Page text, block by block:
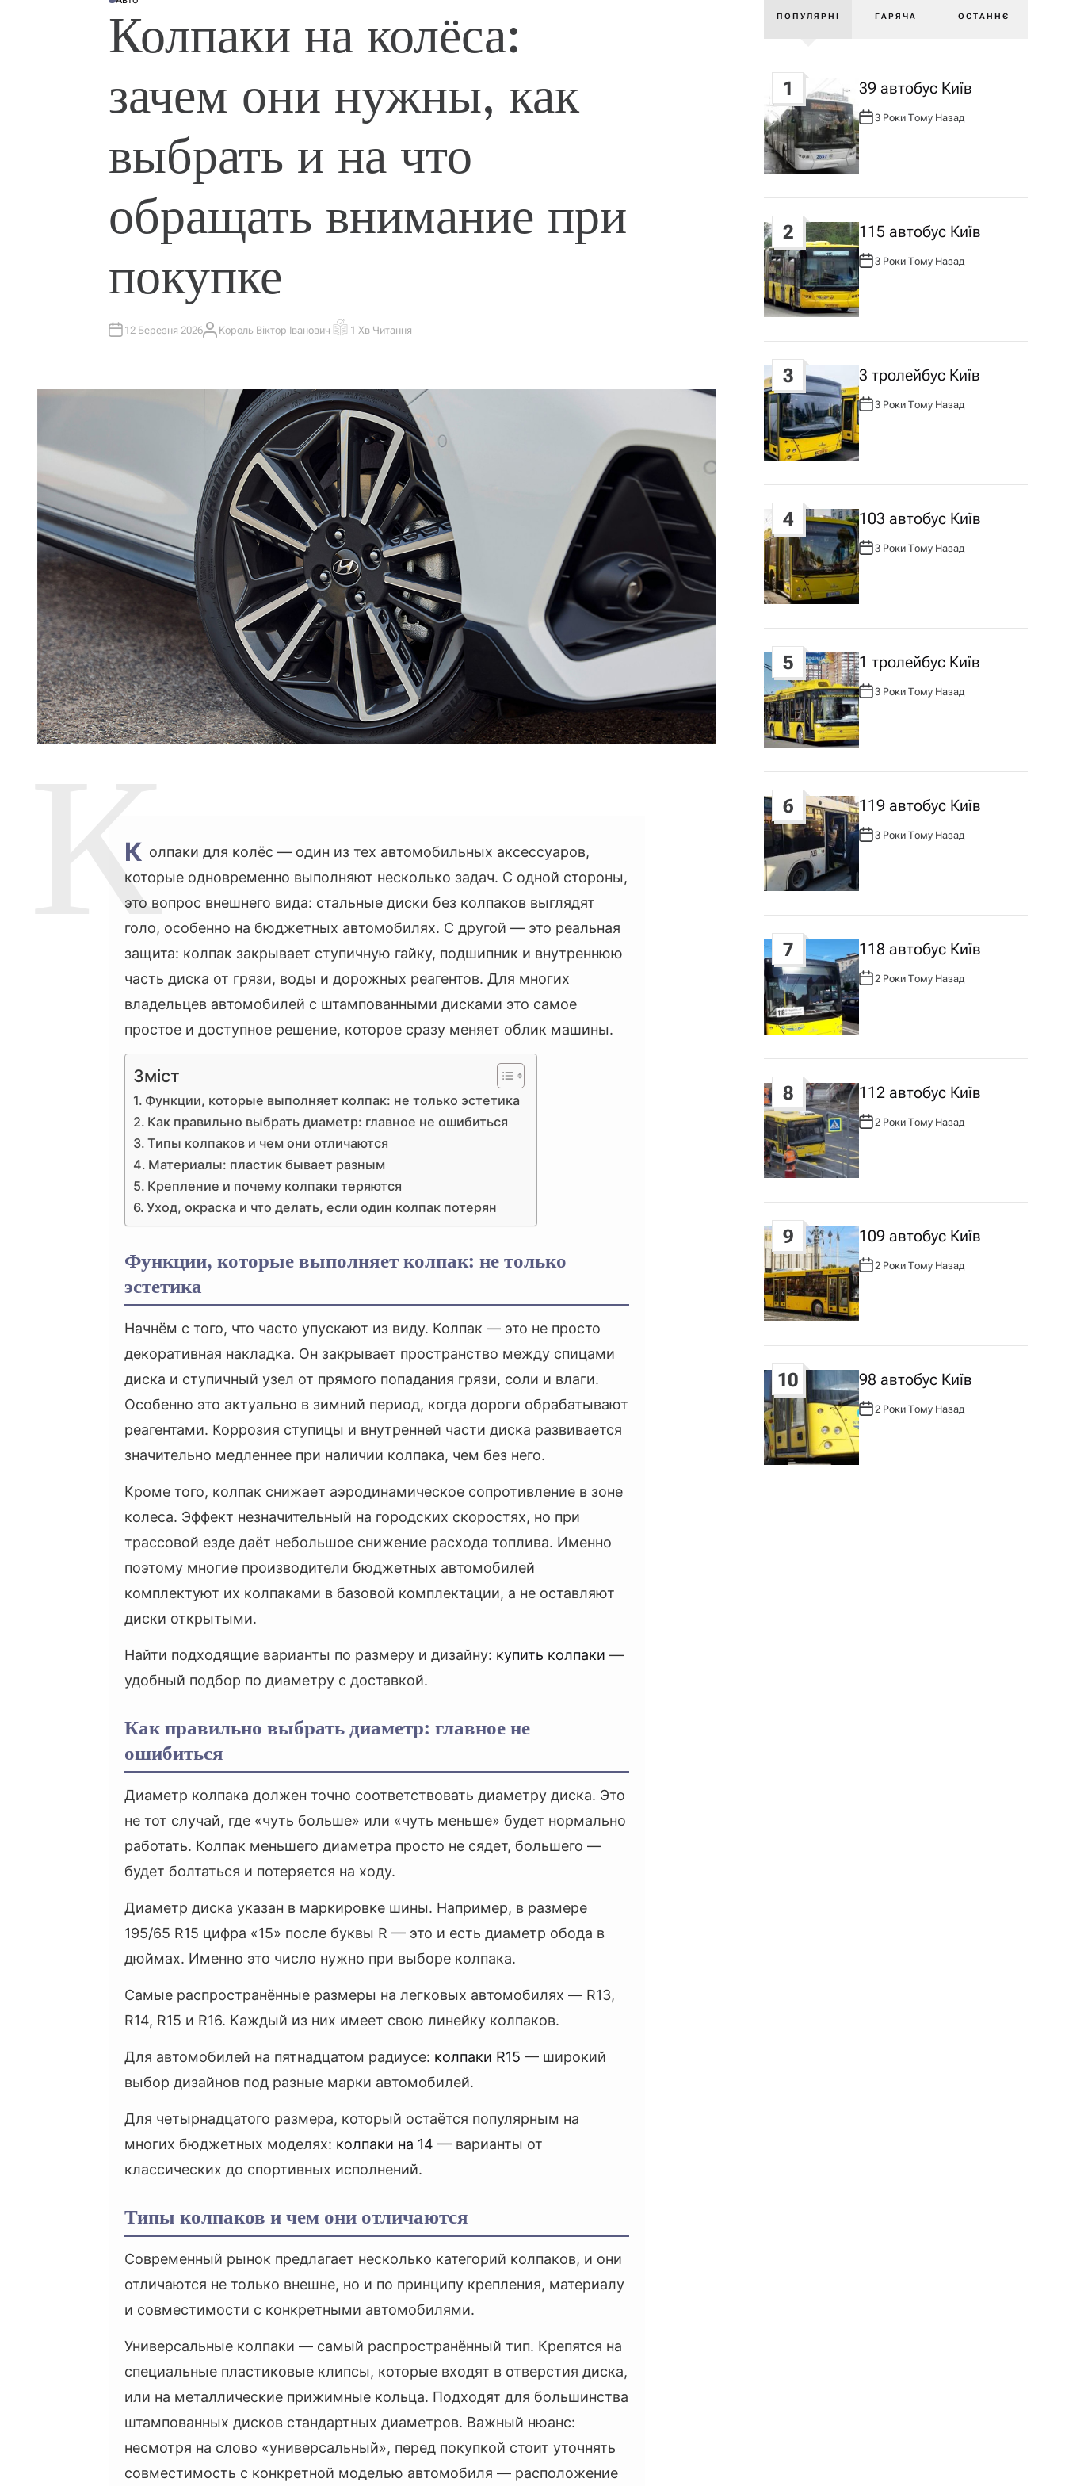
О
У
І
В
А
И
Колпаки на колёса:
зачем они нужны, как
выбрать и на что
обращать внимание при
покупке
12 Березня 2026А
Король Віктор Іванович О
О
В
Н
И
С
Ч
И
Н
Я
1 Хв Читання
К олпаки для колёс — один из тех автомобильных аксессуаров,
которые одновременно выполняют несколько задач. С одной стороны,
это вопрос внешнего вида: стальные диски без колпаков выглядят
голо, особенно на бюджетных автомобилях. С другой — это реальная
защита: колпак закрывает ступичную гайку, подшипник и внутреннюю
часть диска от грязи, воды и дорожных реагентов. Для многих
владельцев автомобилей с штампованными дисками это самое
простое и доступное решение, которое сразу меняет облик машины.
Зміст
Функции, которые выполняет колпак: не только эстетика
Как правильно выбрать диаметр: главное не ошибиться
Типы колпаков и чем они отличаются
Материалы: пластик бывает разным
Крепление и почему колпаки теряются
Уход, окраска и что делать, если один колпак потерян
Функции, которые выполняет колпак: не только
эстетика
Начнём с того, что часто упускают из виду. Колпак — это не просто
декоративная накладка. Он закрывает пространство между спицами
диска и ступичный узел от прямого попадания грязи, соли и влаги.
Особенно это актуально в зимний период, когда дороги обрабатывают
реагентами. Коррозия ступицы и внутренней части диска развивается
значительно медленнее при наличии колпака, чем без него.
Кроме того, колпак снижает аэродинамическое сопротивление в зоне
колеса. Эффект незначительный на городских скоростях, но при
трассовой езде даёт небольшое снижение расхода топлива. Именно
поэтому многие производители бюджетных автомобилей
комплектуют их колпаками в базовой комплектации, а не оставляют
диски открытыми.
Найти подходящие варианты по размеру и дизайну: купить колпаки —
удобный подбор по диаметру с доставкой.
Как правильно выбрать диаметр: главное не
ошибиться
Диаметр колпака должен точно соответствовать диаметру диска. Это
не тот случай, где «чуть больше» или «чуть меньше» будет нормально
работать. Колпак меньшего диаметра просто не сядет, большего —
будет болтаться и потеряется на ходу.
Диаметр диска указан в маркировке шины. Например, в размере
195/65 R15 цифра «15» после буквы R — это и есть диаметр обода в
дюймах. Именно это число нужно при выборе колпака.
Самые распространённые размеры на легковых автомобилях — R13,
R14, R15 и R16. Каждый из них имеет свою линейку колпаков.
Для автомобилей на пятнадцатом радиусе: колпаки R15 — широкий
выбор дизайнов под разные марки автомобилей.
Для четырнадцатого размера, который остаётся популярным на
многих бюджетных моделях: колпаки на 14 — варианты от
классических до спортивных исполнений.
Типы колпаков и чем они отличаются
Современный рынок предлагает несколько категорий колпаков, и они
отличаются не только внешне, но и по принципу крепления, материалу
и совместимости с конкретными автомобилями.
Универсальные колпаки — самый распространённый тип. Крепятся на
специальные пластиковые клипсы, которые входят в отверстия диска,
или на металлические прижимные кольца. Подходят для большинства
штампованных дисков стандартных диаметров. Важный нюанс:
несмотря на слово «универсальный», перед покупкой стоит уточнять
совместимость с конкретной моделью автомобиля — расположение
ПОПУЛЯРНІ ГАРЯЧА ОСТАННЄ
1 39 автобус Київ
А
В
Т
О
Р
:
3 Роки Тому Назад
2 115 автобус Київ
А
Т
О
Р
:
3 Роки Тому Назад
3 3 тролейбус Київ
А
В
Т
О
Р
:
3 Роки Тому Назад
4 103 автобус Київ
А
В
Т
О
Р
:
3 Роки Тому Назад
5 1 тролейбус Київ
А
В
Т
О
Р
:
3 Роки Тому Назад
6 119 автобус Київ
А
Р
:
3 Роки Тому Назад
7 118 автобус Київ
А
В
Т
Р
:
2 Роки Тому Назад
8 112 автобус Київ
А
В
О
Р
:
2 Роки Тому Назад
9 109 автобус Київ
А
В
Т
О
Р
:
2 Роки Тому Назад
10 98 автобус Київ
А
В
Т
О
Р
:
2 Роки Тому Назад